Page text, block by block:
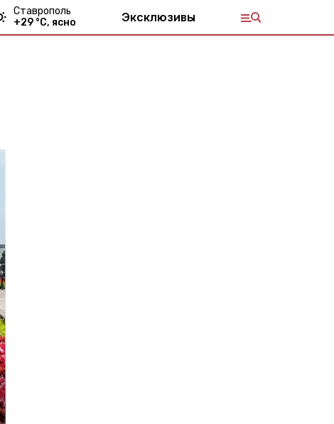
Ставрополь
+29 °С, ясно Эксклюзивы